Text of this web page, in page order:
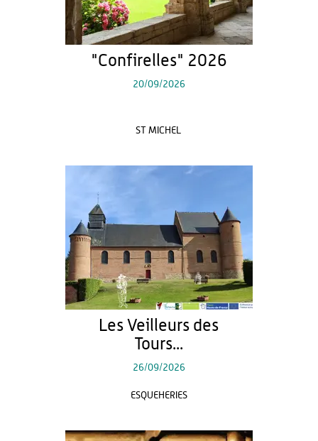
"Confirelles" 2026
20/09/2026
ST MICHEL
Les Veilleurs des
Tours...
26/09/2026
ESQUEHERIES